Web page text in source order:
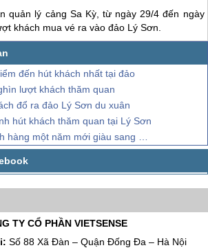
quản lý cảng Sa Kỳ, từ ngày 29/4 đến ngày
khách mua vé ra vàođảo Lý Sơn
đến hút khách nhất tại đảo
lượt khách thăm quan
đổ ra đảo Lý Sơn du xuân
hút khách thăm quan tại Lý Sơn
một năm mới giàu sang phú quý
TY CỔ PHẦN VIETSENSE
Số 88 Xã Đàn – Quận Đống Đa – Hà Nội